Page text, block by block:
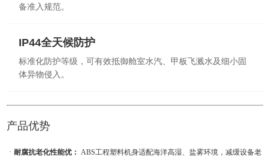
备准入规范。
IP44全天候防护
标准化防护等级，可有效抵御舱室水汽、甲板飞溅水及细小固
体异物侵入。
产品优势
ㆍ耐腐抗老化性能优： ABS工程塑料机身适配海洋高湿、盐雾环境，减缓设备老